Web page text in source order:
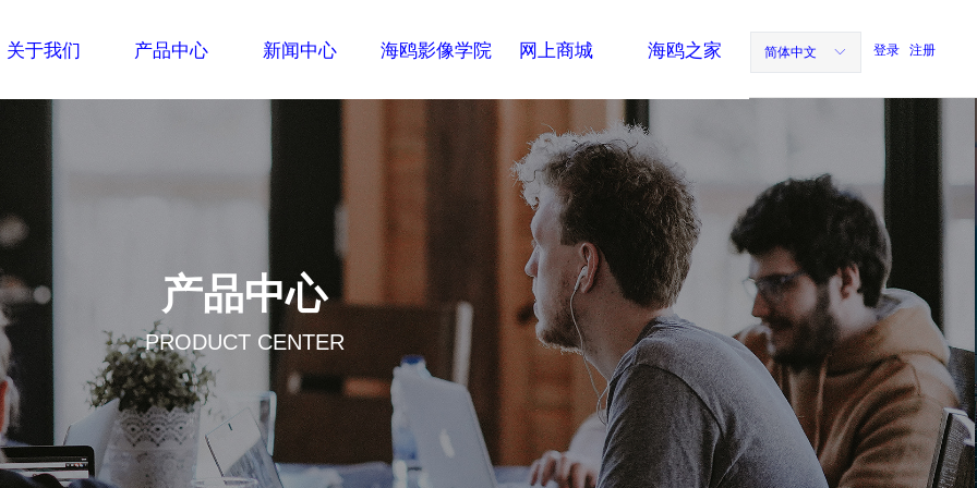
关于我们 产品中心 新闻中心 海鸥影像学院 网上商城 海鸥之家 登录 注册
ꀅ
简体中文
产品中心
PRODUCT CENTER